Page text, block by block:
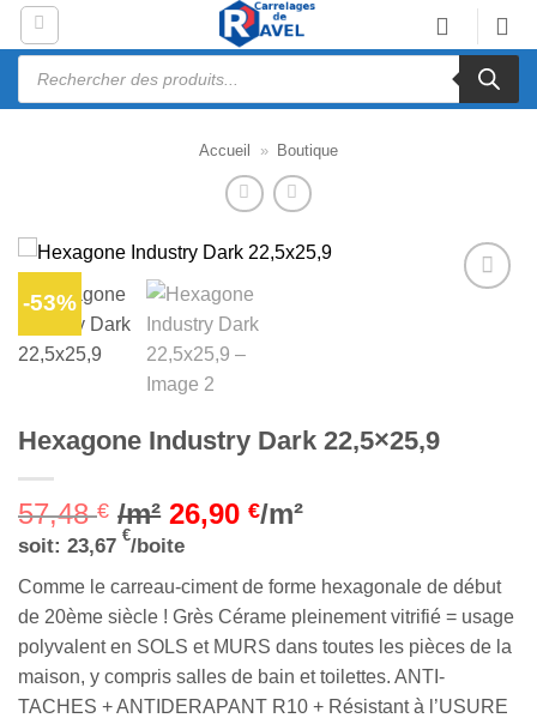
Passer
contenu
Recherche
Accueil » Boutique
-53%
Hexagone Industry Dark 22,5×25,9
57,48€ /m² 26,90€/m²
soit: 23,67 €/boite
Comme le carreau-ciment de forme hexagonale de début
de 20ème siècle ! Grès Cérame pleinement vitrifié = usage
polyvalent en SOLS et MURS dans toutes les pièces de la
maison, y compris salles de bain et toilettes. ANTI-
TACHES + ANTIDERAPANT R10 + Résistant à l’USURE